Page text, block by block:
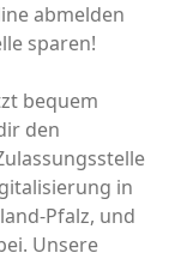
abmelden
sparen!
bequem
den
in
Pfalz, und
Unsere